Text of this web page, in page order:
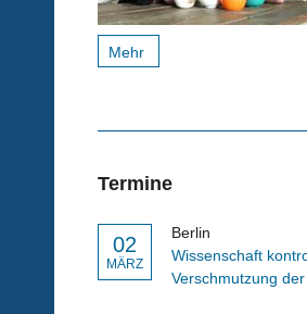
Mehr
Termine
02
MÄRZ
Berlin
Wissenschaft
Verschmutzung